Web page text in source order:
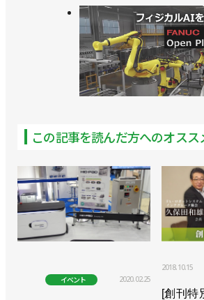
け付けを開始
>>[注目製品PickUp! vol.83] “多品
に、ロボットで段ボール箱を組み
クノ「段ボール箱自動組立ロボッ
行こう！
見に行く
>> [特集 ロボットテクノロジージ
来！ 見どころは「ロボ×工作機械
雄とベンチャーは、何を見せる？
この記事を読んだ方へのオスス
イベント 2020.02.25
2018.10.15
[創刊特